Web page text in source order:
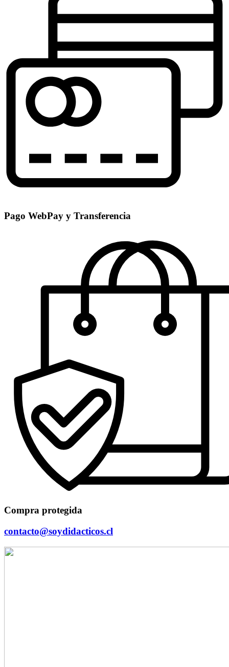
Pago WebPay y Transferencia
Compra protegida
contacto@soydidacticos.cl